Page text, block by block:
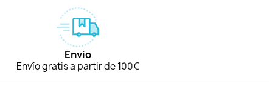
Envio
Envío gratis a partir de 100€